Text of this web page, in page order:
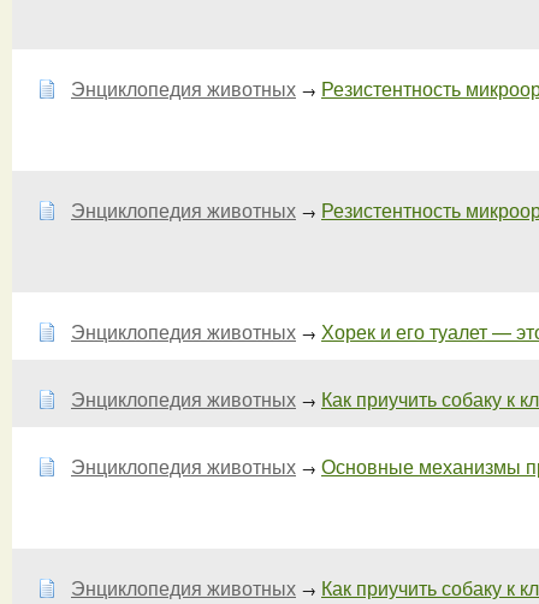
Энциклопедия животных → Резистентность
Энциклопедия животных → Резистентность
Энциклопедия животных → Хорек и его туалет —
Энциклопедия животных → Как приучить собаку к
Энциклопедия животных → Основные механизмы
Энциклопедия животных → Как приучить собаку к